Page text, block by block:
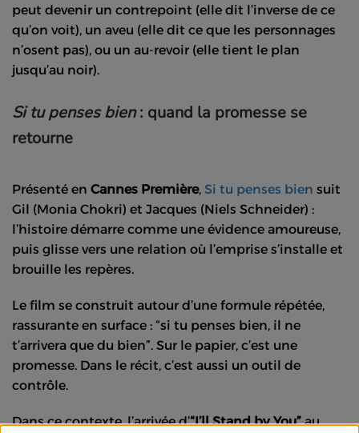
peut devenir un contrepoint (elle dit l’inverse de ce
qu’on voit), un aveu (elle dit ce que les personnages
n’osent pas), ou un au-revoir (elle tient le plan
jusqu’au noir).
Si tu penses bien: quand la promesse se
retourne
Présenté en Cannes Première, Si tu penses bien suit
Gil (Monia Chokri) et Jacques (Niels Schneider) :
l’histoire démarre comme une évidence amoureuse,
puis glisse vers une relation où l’emprise s’installe et
brouille les repères.
Le film se construit autour d’une formule répétée,
rassurante en surface : “si tu penses bien, il ne
t’arrivera que du bien”. Sur le papier, c’est une
promesse. Dans le récit, c’est aussi un outil de
contrôle.
Dans ce contexte, l’arrivée d’“I’ll Stand by You”au